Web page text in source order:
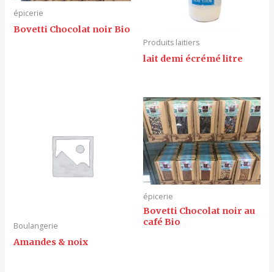
épicerie
Bovetti Chocolat noir Bio
Produits laitiers
lait demi écrémé litre
Boulangerie
Amandes & noix
épicerie
Bovetti Chocolat noir au
café Bio